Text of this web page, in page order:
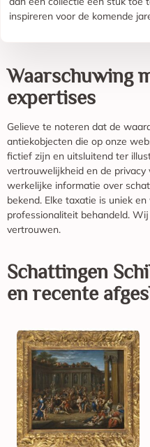
inspireren voor de komende
Waarschuwing
expertises
Gelieve te noteren dat de
antiekobjecten die op onze
fictief zijn en uitsluitend ter
vertrouwelijkheid en de
werkelijke informatie over
bekend. Elke taxatie is uniek
professionaliteit behandeld.
vertrouwen.
Schattingen
en recente